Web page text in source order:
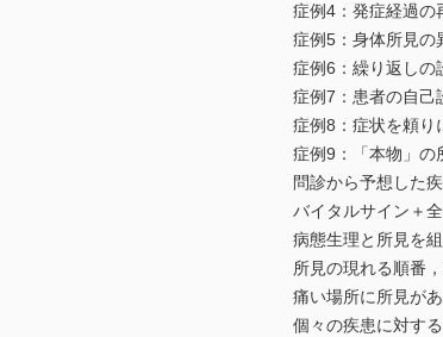
症例4：発症経過の
症例5：身体所見の
症例6：繰り返しの
症例7：患者の自己
症例8：症状を頼り
症例9：「本物」の
問診から予想した
バイタルサイン＋
病態生理と所見を
所見の現れる順番
痛い場所に所見が
個々の疾患に対す